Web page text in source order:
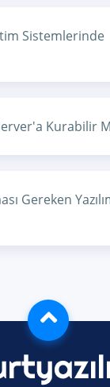
Sistemlerinde
Kurabilir
Gereken